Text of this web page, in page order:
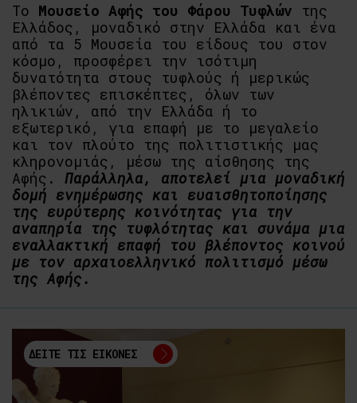
Το Μουσείο Αφής του Φάρου Τυφλών της
Ελλάδος, μοναδικό στην Ελλάδα και ένα
από τα 5 Μουσεία του είδους του στον
κόσμο, προσφέρει την ισότιμη
δυνατότητα στους τυφλούς ή μερικώς
βλέποντες επισκέπτες, όλων των
ηλικιών, από την Ελλάδα ή το
εξωτερικό, για επαφή με το μεγαλείο
και τον πλούτο της πολιτιστικής μας
κληρονομιάς, μέσω της αίσθησης της
Αφής. Παράλληλα, αποτελεί μια μοναδική
δομή ενημέρωσης και ευαισθητοποίησης
της ευρύτερης κοινότητας για την
αναπηρία της τυφλότητας και συνάμα μια
εναλλακτική επαφή του βλέποντος κοινού
με τον αρχαιοελληνικό πολιτισμό μέσω
της Αφής.
ΔΕΙΤΕ ΤΙΣ ΕΙΚΟΝΕΣ